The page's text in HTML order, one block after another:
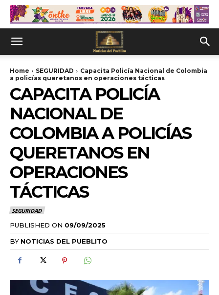
Home SEGURIDAD
Capacita Policía Nacional de Colombia
a policías queretanos en operaciones tácticas
CAPACITA POLICÍA
NACIONAL DE
COLOMBIA A POLICÍAS
QUERETANOS EN
OPERACIONES
TÁCTICAS
SEGURIDAD
PUBLISHED ON 09/09/2025
BY NOTICIAS DEL PUEBLITO